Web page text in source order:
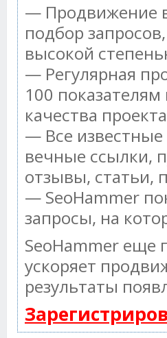
— Продвижение
подбор
высокой
— Регулярная
100
качества
— Все
вечные ссылки,
отзывы, статьи,
— SeoHammer
запросы, на
SeoHammer еще
ускоряет
результаты